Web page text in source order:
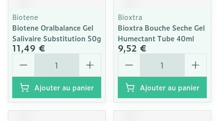
Biotene
Biotene Oralbalance Gel
Salivaire Substitution 50g
11,49 €
Quantité
Ajouter au panier
Bioxtra
Bioxtra Bouche Seche Gel
Humectant Tube 40ml
9,52 €
Quantité
Ajouter au panier